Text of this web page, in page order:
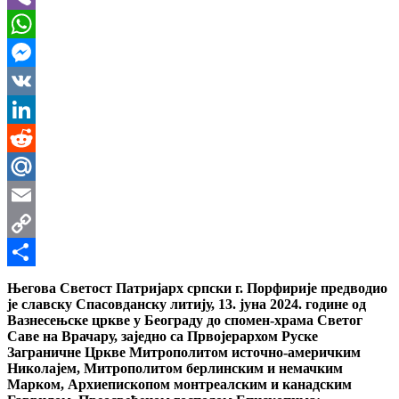
Viber
WhatsApp
Messenger
VK
LinkedIn
Reddit
Mail.Ru
Email
Copy
Link
Share
Његова Светост Патријарх српски г. Порфирије предводио
је славску Спасовданску литију, 13. јуна 2024. године од
Вазнесењске цркве у Београду до спомен-храма Светог
Саве на Врачару, заједно са Првојерархом Руске
Заграничне Цркве Митрополитом источно-америчким
Николајем, Митрополитом берлинским и немачким
Марком, Архиепископом монтреалским и канадским